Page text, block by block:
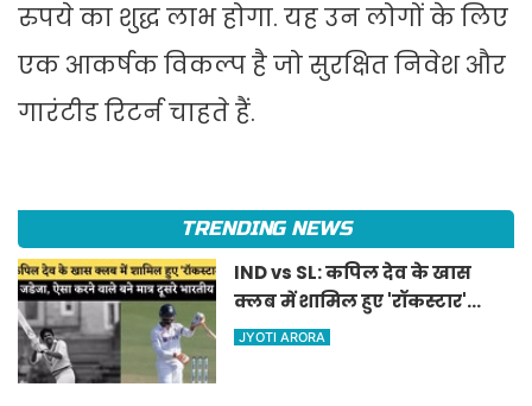
रुपये का शुद्ध लाभ होगा. यह उन लोगों के लिए
एक आकर्षक विकल्प है जो सुरक्षित निवेश और
गारंटीड रिटर्न चाहते हैं.
TRENDING NEWS
IND vs SL: कपिल देव के खास
क्लब में शामिल हुए 'रॉकस्टार'
जडेजा, ऐसा करने वाले बने मात्र
JYOTI ARORA